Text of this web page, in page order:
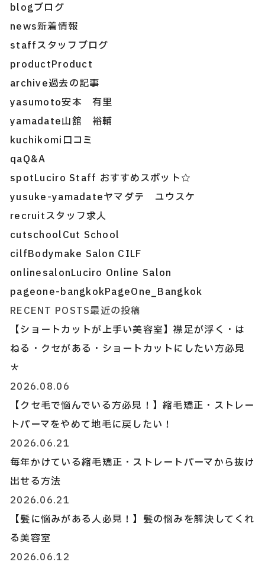
blogブログ
news新着情報
staffスタッフブログ
productProduct
archive過去の記事
yasumoto安本 有里
yamadate山舘 裕輔
kuchikomi 口コミ
qaQ&A
spotLuciro Staff おすすめスポット☆
yusuke-yamadateヤマダテ ユウスケ
recruitスタッフ求人
cutschoolCut School
cilfBodymake Salon CILF
onlinesalonLuciro Online Salon
pageone-bangkokPageOne_Bangkok
RECENT POSTS最近の投稿
【ショートカットが上手い美容室】襟足が浮く・は
ねる・クセがある・ショートカットにしたい方必見
＊
2026.08.06
【クセ毛で悩んでいる方必見！】縮毛矯正・ストレー
トパーマをやめて地毛に戻したい！
2026.06.21
毎年かけている縮毛矯正・ストレートパーマから抜け
出せる方法
2026.06.21
【髪に悩みがある人必見！】髪の悩みを解決してくれ
る美容室
2026.06.12